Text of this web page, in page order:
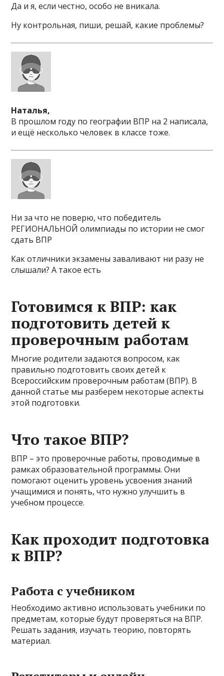
Да и я, если честно, особо не вникала.
Ну контрольная, пиши, решай, какие проблемы?
Наталья,
В прошлом году по географии ВПР на 2 написала,
и ещё несколько человек в классе тоже.
Ни за что не поверю, что победитель
РЕГИОНАЛЬНОЙ олимпиады по истории не смог
сдать ВПР
Как отличники экзамены заваливают ни разу не
слышали? А такое есть
Готовимся к ВПР: как
подготовить детей к
проверочным работам
Многие родители задаются вопросом, как
правильно подготовить своих детей к
Всероссийским проверочным работам (ВПР). В
данной статье мы разберем некоторые аспекты
этой подготовки.
Что такое ВПР?
ВПР – это проверочные работы, проводимые в
рамках образовательной программы. Они
помогают оценить уровень усвоения знаний
учащимися и понять, что нужно улучшить в
учебном процессе.
Как проходит подготовка
к ВПР?
Работа с учебником
Необходимо активно использовать учебники по
предметам, которые будут проверяться на ВПР.
Решать задания, изучать теорию, повторять
материал.